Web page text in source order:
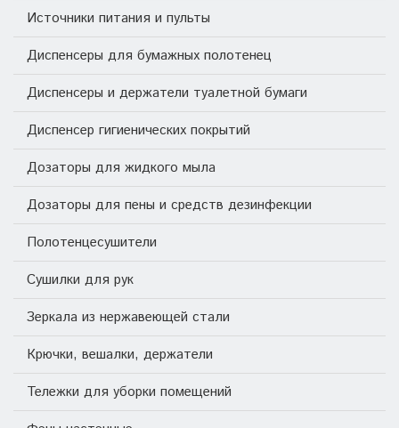
Источники питания и пульты
Диспенсеры для бумажных полотенец
Диспенсеры и держатели туалетной бумаги
Диспенсер гигиенических покрытий
Дозаторы для жидкого мыла
Дозаторы для пены и средств дезинфекции
Полотенцесушители
Сушилки для рук
Зеркала из нержавеющей стали
Крючки, вешалки, держатели
Тележки для уборки помещений